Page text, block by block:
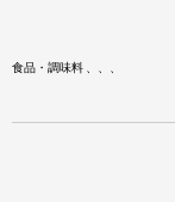
食品・調味料